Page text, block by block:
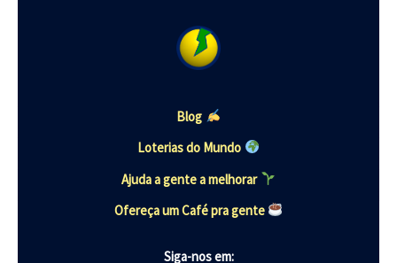
Blog
Loterias do Mundo
Ajuda a gente a melhorar
Ofereça um Café pra gente
Siga-nos em: